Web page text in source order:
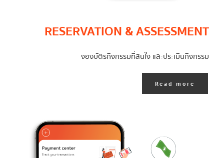
RESERVATION & ASSESSMENT
จองบัตรกิจกรรมที่สนใจ และประเมินกิจกรรม
Read more